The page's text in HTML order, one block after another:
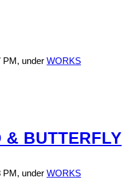
PM, under WORKS
& BUTTERFLY
PM, under WORKS